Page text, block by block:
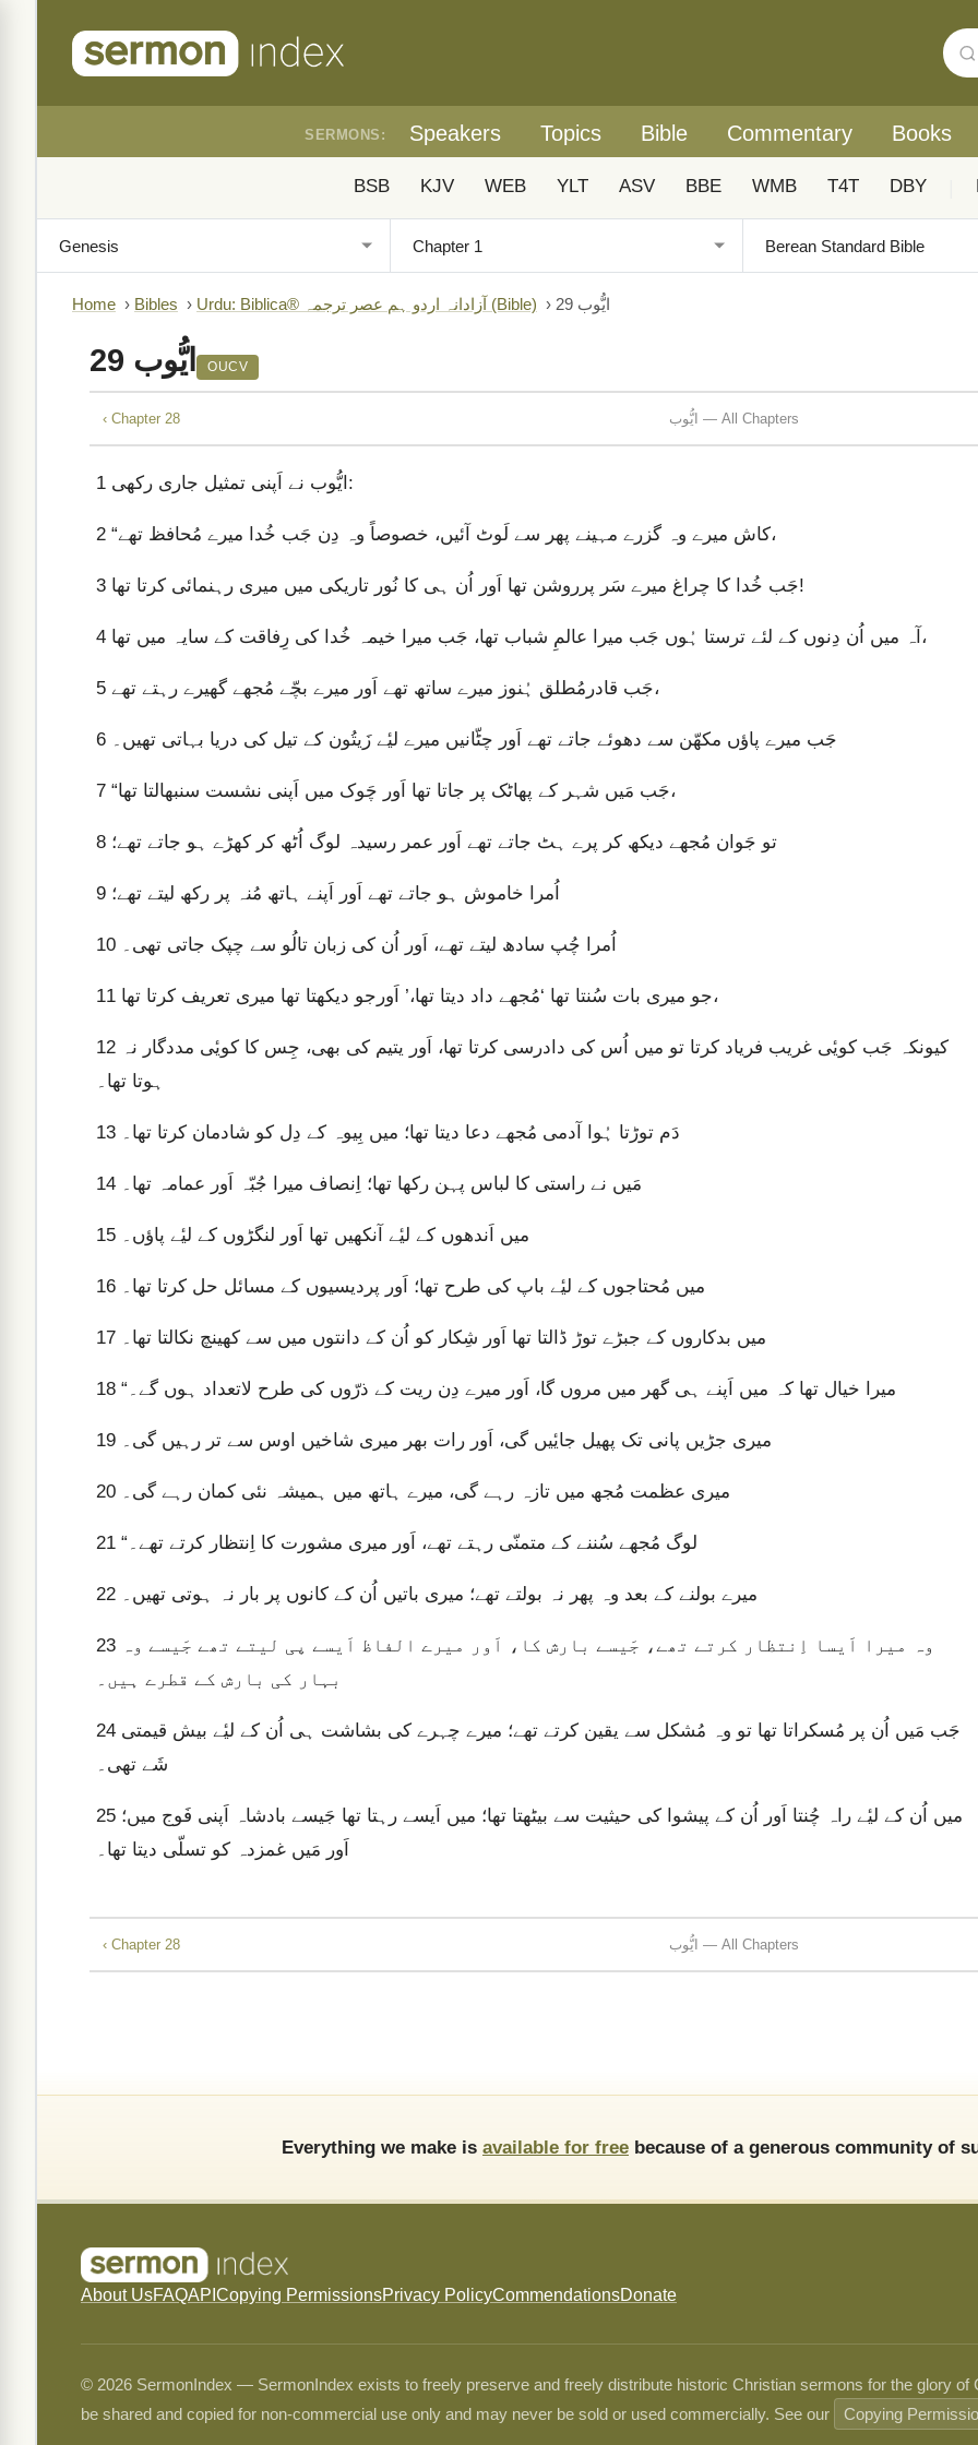
SERMONS: Speakers Topics Bible Commentary Books
BSB KJV WEB YLT ASV BBE WMB T4T DBY
Home › Bibles › Urdu: Biblica® آزادانہ اردو ہم عصر ترجمہ (Bible) › ایُّوب 29
ایُّوب 29 OUCV
‹ Chapter 28 ایُّوب — All Chapters
1 ایُّوب نے اَپنی تمثیل جاری رکھی:
2 “کاش میرے وہ گزرے مہینے پھر سے لَوٹ آئیں، خصوصاً وہ دِن جَب خُدا میرے مُحافظ تھے،
3 جَب خُدا کا چراغ میرے سَر پرروشن تھا اَور اُن ہی کا نُور تاریکی میں میری رہنمائی کرتا تھا!
4 آہ میں اُن دِنوں کے لئے ترستا ہُوں جَب میرا عالمِ شباب تھا، جَب میرا خیمہ خُدا کی رِفاقت کے سایہ میں تھا،
5 جَب قادرمُطلق ہُنوز میرے ساتھ تھے اَور میرے بچّے مُجھے گھیرے رہتے تھے،
6 جَب میرے پاؤں مکھّن سے دھوئے جاتے تھے اَور چٹّانیں میرے لیٔے زَیتُون کے تیل کی دریا بہاتی تھیں۔
7 “جَب مَیں شہر کے پھاٹک پر جاتا تھا اَور چَوک میں اَپنی نشست سنبھالتا تھا،
8 تو جَوان مُجھے دیکھ کر پرے ہٹ جاتے تھے اَور عمر رسیدہ لوگ اُٹھ کر کھڑے ہو جاتے تھے؛
9 اُمرا خاموش ہو جاتے تھے اَور اَپنے ہاتھ مُنہ پر رکھ لیتے تھے؛
10 اُمرا چُپ سادھ لیتے تھے، اَور اُن کی زبان تالُو سے چپک جاتی تھی۔
11 جو میری بات سُنتا تھا ‘مُجھے داد دیتا تھا،’ اَورجو دیکھتا تھا میری تعریف کرتا تھا،
12
ہوتا تھا۔
13 دَم توڑتا ہُوا آدمی مُجھے دعا دیتا تھا؛ میں بِیوہ کے دِل کو شادمان کرتا تھا۔
14 مَیں نے راستی کا لباس پہن رکھا تھا؛ اِنصاف میرا جُبّہ اَور عمامہ تھا۔
15 میں اَندھوں کے لیٔے آنکھیں تھا اَور لنگڑوں کے لیٔے پاؤں۔
16 میں مُحتاجوں کے لیٔے باپ کی طرح تھا؛ اَور پردیسیوں کے مسائل حل کرتا تھا۔
17 میں بدکاروں کے جبڑے توڑ ڈالتا تھا اَور شِکار کو اُن کے دانتوں میں سے کھینچ نکالتا تھا۔
18 “میرا خیال تھا کہ میں اَپنے ہی گھر میں مروں گا، اَور میرے دِن ریت کے ذرّوں کی طرح لاتعداد ہوں گے۔
19 میری جڑیں پانی تک پھیل جایٔیں گی، اَور رات بھر میری شاخیں اوس سے تر رہیں گی۔
20 میری عظمت مُجھ میں تازہ رہے گی، میرے ہاتھ میں ہمیشہ نئی کمان رہے گی۔
21 “لوگ مُجھے سُننے کے متمنّی رہتے تھے، اَور میری مشورت کا اِنتظار کرتے تھے۔
22 میرے بولنے کے بعد وہ پھر نہ بولتے تھے؛ میری باتیں اُن کے کانوں پر بار نہ ہوتی تھیں۔
23
بہار کی بارش کے قطرے ہیں۔
24
شَے تھی۔
25
اَور مَیں غمزدہ کو تسلّی دیتا تھا۔
‹ Chapter 28 ایُّوب — All Chapters
Everything we make is available for free because of a generous community of
About UsFAQAPI Copying PermissionsPrivacy PolicyCommendationsDonate
© 2026 SermonIndex — SermonIndex exists to freely preserve and freely distribute historic Christian sermons for the glory
be shared and copied for non-commercial use only and may never be sold or used commercially. See our
Copying